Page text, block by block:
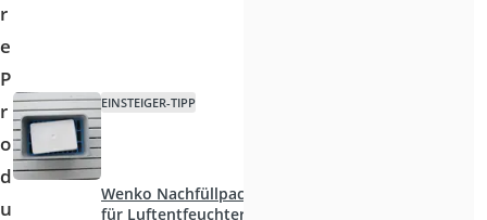
r
e
P
r
o
d
u
EINSTEIGER-TIPP
Wenko Nachfüllpack
für Luftentfeuchter